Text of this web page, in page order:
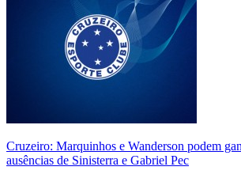
Cruzeiro: Marquinhos e Wanderson podem
ausências de Sinisterra e Gabriel Pec